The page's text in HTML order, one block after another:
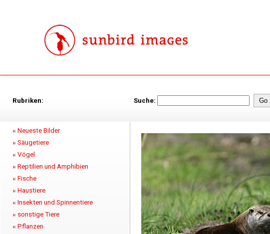
Rubriken: Suche:
Neueste Bilder
Säugetiere
Vögel
Reptilien und Amphibien
Fische
Haustiere
Insekten und Spinnentiere
sonstige Tiere
Pflanzen